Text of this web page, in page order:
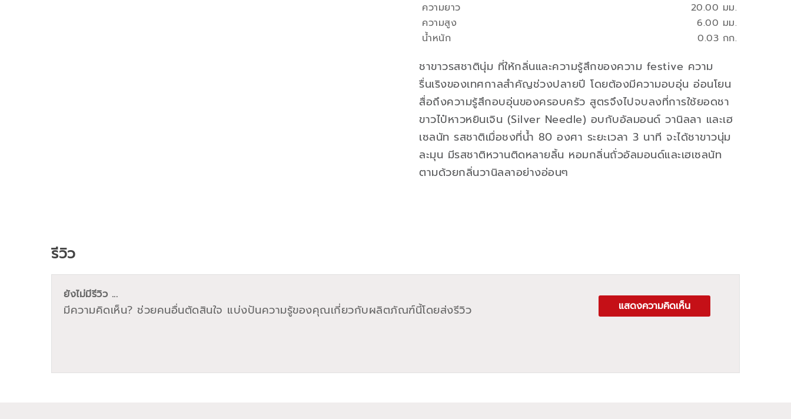
ชาขาวรสชาตินุ่ม ที่ให้กลิ่นและความรู้สึกของความ festive ความ
รื่นเริงของเทศกาลสำคัญช่วงปลายปี โดยต้องมีความอบอุ่น อ่อนโยน
สื่อถึงความรู้สึกอบอุ่นของครอบครัว สูตรจึงไปจบลงที่การใช้ยอดชา
ขาวไป๋หาวหยินเจิน (Silver Needle) อบกับอัลมอนด์ วานิลลา และเฮ
เซลนัท รสชาติเมื่อชงที่น้ำ 80 องศา ระยะเวลา 3 นาที จะได้ชาขาวนุ่ม
ละมุน มีรสชาติหวานติดหลายลิ้น หอมกลิ่นถั่วอัลมอนด์และเฮเซลนัท
ตามด้วยกลิ่นวานิลลาอย่างอ่อนๆ
ความสูง 6.00 มม.
น้ำหนัก 0.03 กก.
ความยาว
20.00 มม.
รีวิว
ยังไม่มีรีวิว ...
มีความคิดเห็น? ช่วยคนอื่นตัดสินใจ แบ่งปันความรู้ของคุณเกี่ยวกับผลิตภัณฑ์นี้โดยส่งรีวิว แสดงความคิดเห็น